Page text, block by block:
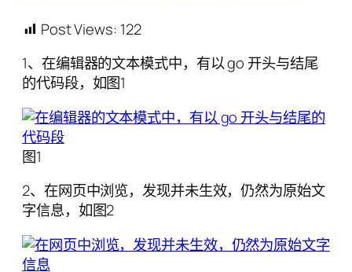
Post Views: 122
1、在编辑器的文本模式中，有以 go 开头与结尾
的代码段，如图1
图1
2、在网页中浏览，发现并未生效，仍然为原始文
字信息，如图2